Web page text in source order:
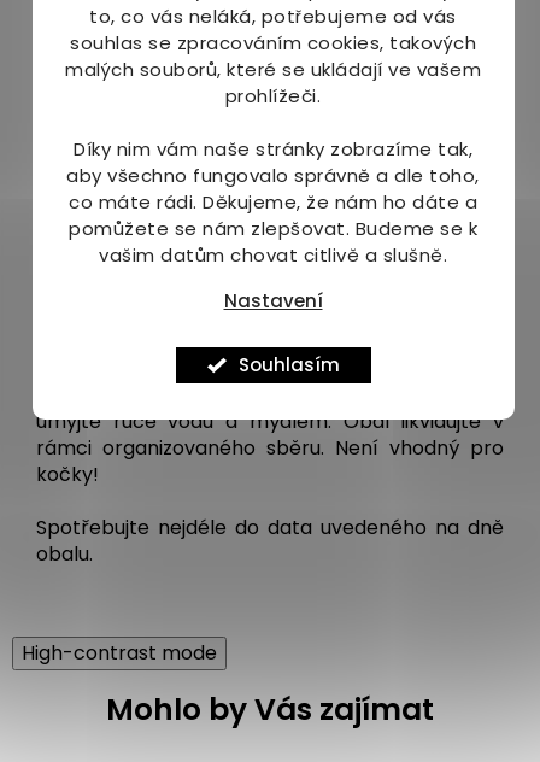
to, co vás neláká, potřebujeme od vás
souhlas se zpracováním cookies, takových
malých souborů, které se ukládají ve vašem
prohlížeči.
Díky nim vám naše stránky zobrazíme tak,
aby všechno fungovalo správně a dle toho,
co máte rádi. Děkujeme, že nám ho dáte a
pomůžete se nám zlepšovat. Budeme se k
vašim datům chovat citlivě a slušně.
Nastavení
Souhlasím
Copolyol, Hydroxyethylcellulose, Permethrine,
Phenoxyethanol & Ethylhexylglycerin,
Phenoxycarb, Allantoin, D-panthenol,
Niacinamide, Olea Europaea, Hydrolyzed Elastin,
Bambusa vulgaris extract, Parfum, Basic yellow
57 (CI 12719), Acid blue 9 (CI 42090).
Doba použitelnosti:
24 měsíců - do data uvedeného na dně obalu.
Uchovávejte mimo dosah dětí. Uchovávejte
odděleně od potravin, nápojů a krmiv. Při práci
umyjte ruce vodu a mýdlem. Obal likvidujte v
rámci organizovaného sběru. Není vhodný pro
kočky!
Spotřebujte nejdéle do data uvedeného na dně
obalu.
High-contrast mode
Mohlo by Vás zajímat